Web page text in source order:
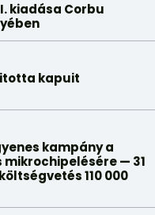
kiadása Corbu
kapuit
kampány a
— 31
110 000